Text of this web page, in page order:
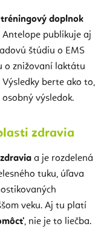
tréningový doplnok
publikuje aj
štúdiu o EMS
o znižovaní laktátu
berte ako to,
výsledok.
zdravia
zdravia a je rozdelená
tuku, úľava
veku. Aj tu platí
, nie je to liečba.